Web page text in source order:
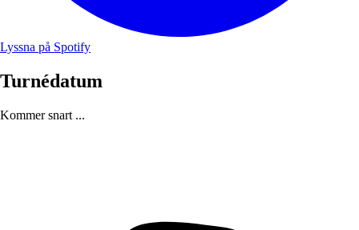
Lyssna på Spotify
Turnédatum
Kommer snart ...